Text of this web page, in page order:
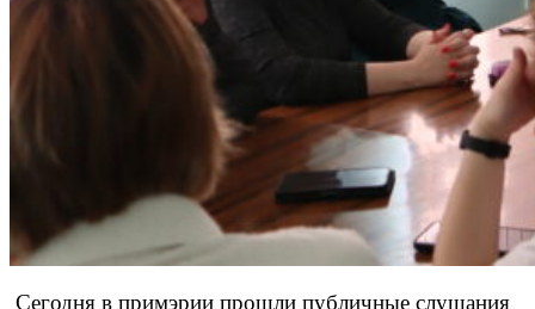
Сегодня в примэрии прошли публичные слушания